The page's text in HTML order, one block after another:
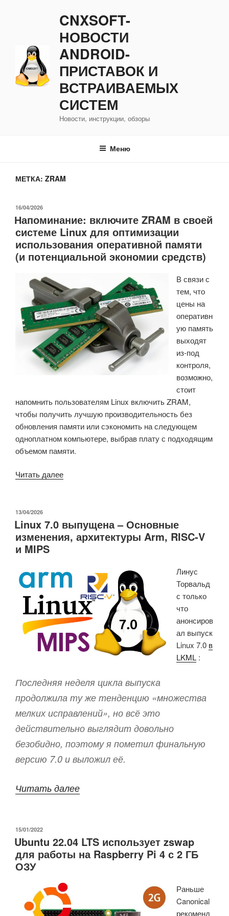
CNXSOFT-
НОВОСТИ
ANDROID-
ПРИСТАВОК И
ВСТРАИВАЕМЫХ
СИСТЕМ
Новости, инструкции, обзоры
Меню
МЕТКА: ZRAM
ОПУБЛИКОВАНО
16/04/2026
Напоминание: включите ZRAM в своей
системе Linux для оптимизации
использования оперативной памяти
(и потенциальной экономии средств)
В связи с
тем, что
цены на
оперативн
ую память
выходят
из-под
контроля,
возможно,
стоит
напомнить пользователям Linux включить ZRAM,
чтобы получить лучшую производительность без
обновления памяти или сэкономить на следующем
одноплатном компьютере, выбрав плату с подходящим
объемом памяти.
Читать далее«Напоминание:
своей
системе
оптимизации
использования
оперативной
памяти
(и
потенциальной
экономии
ОПУБЛИКОВАНО
13/04/2026
Linux 7.0 выпущена – Основные
изменения, архитектуры Arm, RISC-V
и MIPS
Линус
Торвальд
с только
что
анонсиров
ал выпуск
Linux 7.0 в
LKML :
Последняя неделя цикла выпуска
продолжила ту же тенденцию «множества
мелких исправлений», но всё это
действительно выглядит довольно
безобидно, поэтому я пометил финальную
версию 7.0 и выложил её.
Читать далее«Linux
Основные
изменения,
RISC-
ОПУБЛИКОВАНО
15/01/2022
Ubuntu 22.04 LTS использует zswap
для работы на Raspberry Pi 4 с 2 ГБ
ОЗУ
Раньше
Canonical
рекоменд